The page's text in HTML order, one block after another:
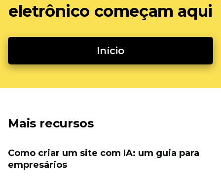
eletrônico começam aqui
Início
Mais recursos
Como criar um site com IA: um guia para
empresários